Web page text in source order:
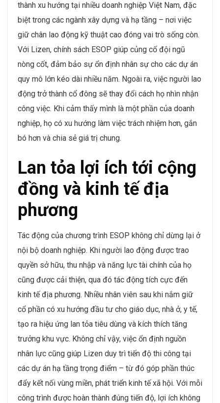
thành xu hướng tại nhiều doanh nghiệp Việt Nam, đặc
biệt trong các ngành xây dựng và hạ tầng – nơi việc
giữ chân lao động kỹ thuật cao đóng vai trò sống còn.
Với Lizen, chính sách ESOP giúp củng cố đội ngũ
nòng cốt, đảm bảo sự ổn định nhân sự cho các dự án
quy mô lớn kéo dài nhiều năm. Ngoài ra, việc người lao
động trở thành cổ đông sẽ thay đổi cách họ nhìn nhận
công việc. Khi cảm thấy mình là một phần của doanh
nghiệp, họ có xu hướng làm việc trách nhiệm hơn, gắn
bó hơn và chia sẻ giá trị chung.
Lan tỏa lợi ích tới cộng
đồng và kinh tế địa
phương
Tác động của chương trình ESOP không chỉ dừng lại ở
nội bộ doanh nghiệp. Khi người lao động được trao
quyền sở hữu, thu nhập và năng lực tài chính của họ
cũng được cải thiện, qua đó tác động tích cực đến
kinh tế địa phương. Nhiều nhân viên sau khi nắm giữ
cổ phần có xu hướng đầu tư cho giáo dục, nhà ở, y tế,
tạo ra hiệu ứng lan tỏa tiêu dùng và kích thích tăng
trưởng khu vực. Không chỉ vậy, việc ổn định nguồn
nhân lực cũng giúp Lizen duy trì tiến độ thi công tại
các dự án hạ tầng trọng điểm – từ đó góp phần thúc
đẩy kết nối vùng miền, phát triển kinh tế xã hội. Với mỗi
công trình được hoàn thành đúng tiến độ, lợi ích không